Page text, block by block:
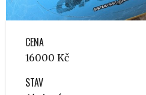
CENA
16000 Kč
STAV